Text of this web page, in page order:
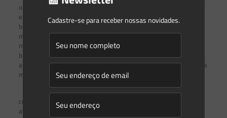
objetivando o aproveitamento industrial da jazida, desde a
extração das substâncias minerais úteis que contiver até o seu
beneficiamento, incluindo o planejamento, o desenvolvimento da
mina, a remoção de estéril, o desmonte de rochas, a extração
mineral, o transporte do minério dentro da mina, o
beneficiamento e a concentração do minério, a deposição e o
aproveitamento econômico do rejeito, do estéril e dos resíduos da
mineração e a armazenagem do produto mineral;
XLI – lavra subterrânea: conjunto de operações que possui
como objetivo a extração de minerais ou minérios no subsolo,
através de poços, rampas inclinadas, galerias, dentre outros,
Cadastre-se para receber nossas novidades.